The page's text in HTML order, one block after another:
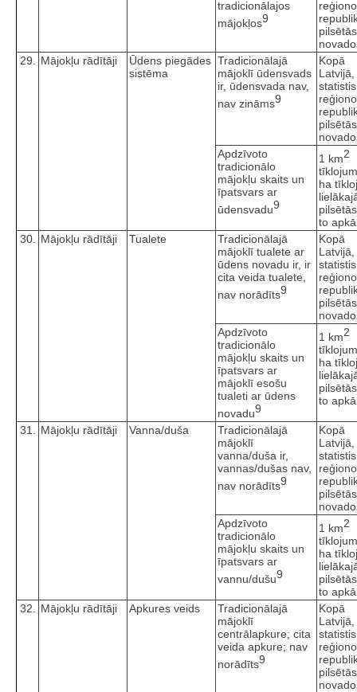
tradicionālajos
mājokļos9
29.
Mājokļu rādītāji
Ūdens piegādes
sistēma
Tradicionālajā
mājoklī ūdensvads
ir, ūdensvada nav,
nav zināms9
Kopā
Latvijā,
Apdzīvoto
tradicionālo
mājokļu skaits un
īpatsvars ar
ūdensvadu9
1 km2
ha
to
30.
Mājokļu rādītāji Tualete
Tradicionālajā
mājoklī tualete ar
ūdens novadu ir, ir
cita veida tualete,
nav norādīts9
Kopā
Latvijā,
Apdzīvoto
tradicionālo
mājokļu skaits un
īpatsvars ar
mājoklī esošu
tualeti ar ūdens
novadu9
1 km2
ha
to
31. Mājokļu rādītāji Vanna/duša
Tradicionālajā
mājoklī
vanna/duša ir,
vannas/dušas nav,
nav norādīts9
Kopā
Latvijā,
Apdzīvoto
tradicionālo
mājokļu skaits un
īpatsvars ar
vannu/dušu9
1 km2
ha
to
32.
Mājokļu rādītāji Apkures veids
Tradicionālajā
mājoklī
centrālapkure; cita
veida apkure; nav
norādīts9
Kopā
Latvijā,